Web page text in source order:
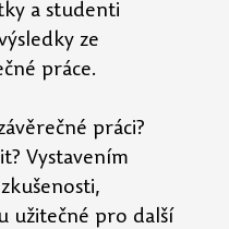
a studenti
ze
práce.
práci?
Vystavením
užitečné pro další